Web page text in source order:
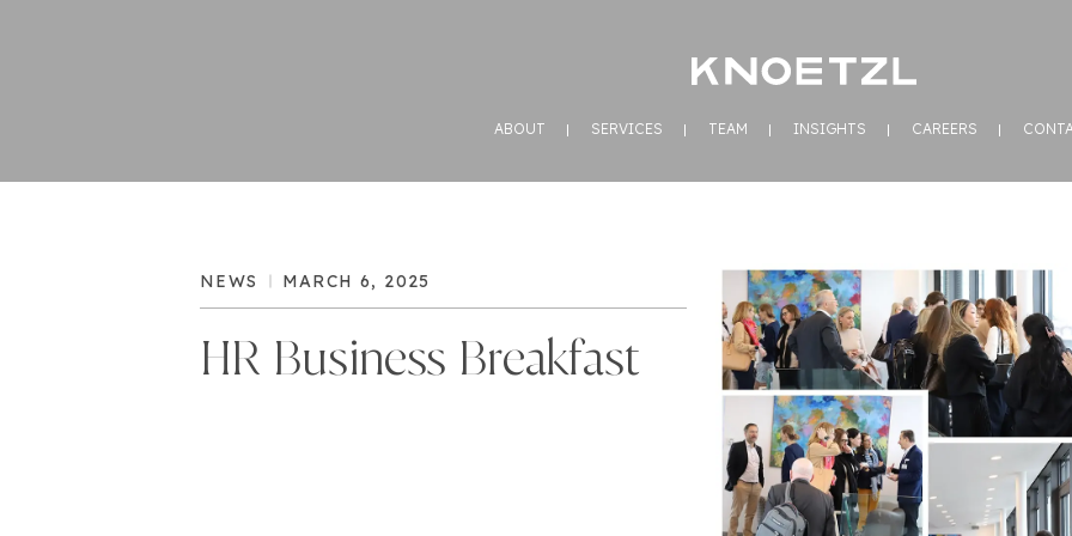
ABOUT SERVICES TEAM INSIGHTS CAREERS
NEWS MARCH 6, 2025
HR Business Breakfast